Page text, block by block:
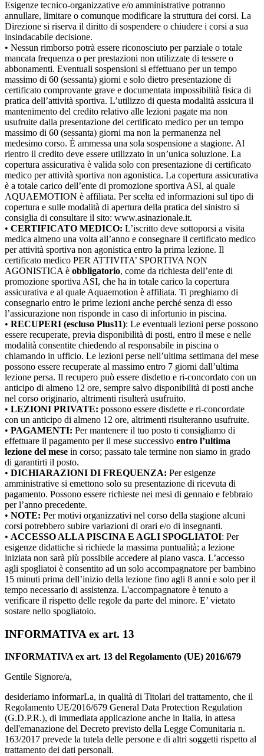
Esigenze tecnico-organizzative e/o amministrative potranno
annullare, limitare o comunque modificare la struttura dei corsi. La
Direzione si riserva il diritto di sospendere o chiudere i corsi a sua
insindacabile decisione.
• Nessun rimborso potrà essere riconosciuto per parziale o totale
mancata frequenza o per prestazioni non utilizzate di tessere o
abbonamenti. Eventuali sospensioni si effettuano per un tempo
massimo di 60 (sessanta) giorni e solo dietro presentazione di
certificato comprovante grave e documentata impossibilità fisica di
pratica dell’attività sportiva. L’utilizzo di questa modalità assicura il
mantenimento del credito relativo alle lezioni pagate ma non
usufruite dalla presentazione del certificato medico per un tempo
massimo di 60 (sessanta) giorni ma non la permanenza nel
medesimo corso. È ammessa una sola sospensione a stagione. Al
rientro il credito deve essere utilizzato in un’unica soluzione. La
copertura assicurativa è valida solo con presentazione di certificato
medico per attività sportiva non agonistica. La copertura assicurativa
è a totale carico dell’ente di promozione sportiva ASI, al quale
AQUAEMOTION è affiliata. Per scelta ed informazioni sul tipo di
copertura e sulle modalità di apertura della pratica del sinistro si
consiglia di consultare il sito: www.asinazionale.it.
• CERTIFICATO MEDICO: L’iscritto deve sottoporsi a visita
medica almeno una volta all’anno e consegnare il certificato medico
per attività sportiva non agonistica entro la prima lezione. Il
certificato medico PER ATTIVITA’ SPORTIVA NON
AGONISTICA è obbligatorio, come da richiesta dell’ente di
promozione sportiva ASI, che ha in totale carico la copertura
assicurativa e al quale Aquaemotion è affiliata. Ti preghiamo di
consegnarlo entro le prime lezioni anche perché senza di esso
l’assicurazione non risponde in caso di infortunio in piscina.
• RECUPERI (escluso Plus11): Le eventuali lezioni perse possono
essere recuperate, previa disponibilità di posti, entro il mese e nelle
modalità consentite chiedendo al responsabile in piscina o
chiamando in ufficio. Le lezioni perse nell’ultima settimana del mese
possono essere recuperate al massimo entro 7 giorni dall’ultima
lezione persa. Il recupero può essere disdetto e ri‐concordato con un
anticipo di almeno 12 ore, sempre salvo disponibilità di posti anche
nel corso originario, altrimenti risulterà usufruito.
• LEZIONI PRIVATE: possono essere disdette e ri-concordate
con un anticipo di almeno 12 ore, altrimenti risulteranno usufruite.
• PAGAMENTI: Per mantenere il tuo posto ti consigliamo di
effettuare il pagamento per il mese successivo entro l’ultima
lezione del mese in corso; passato tale termine non siamo in grado
di garantirti il posto.
• DICHIARAZIONI DI FREQUENZA: Per esigenze
amministrative si emettono solo su presentazione di ricevuta di
pagamento. Possono essere richieste nei mesi di gennaio e febbraio
per l’anno precedente.
• NOTE: Per motivi organizzativi nel corso della stagione alcuni
corsi potrebbero subire variazioni di orari e/o di insegnanti.
• ACCESSO ALLA PISCINA E AGLI SPOGLIATOI: Per
esigenze didattiche si richiede la massima puntualità; a lezione
iniziata non sarà più possibile accedere al piano vasca. L’accesso
agli spogliatoi è consentito ad un solo accompagnatore per bambino
15 minuti prima dell’inizio della lezione fino agli 8 anni e solo per il
tempo necessario di assistenza. L'accompagnatore è tenuto a
verificare il rispetto delle regole da parte del minore. E’ vietato
sostare nello spogliatoio.
INFORMATIVA ex art. 13
INFORMATIVA ex art. 13 del Regolamento (UE) 2016/679
Gentile Signore/a,
desideriamo informarLa, in qualità di Titolari del trattamento, che il
Regolamento UE/2016/679 General Data Protection Regulation
(G.D.P.R.), di immediata applicazione anche in Italia, in attesa
dell'emanazione del Decreto previsto della Legge Comunitaria n.
163/2017 prevede la tutela delle persone e di altri soggetti rispetto al
trattamento dei dati personali.